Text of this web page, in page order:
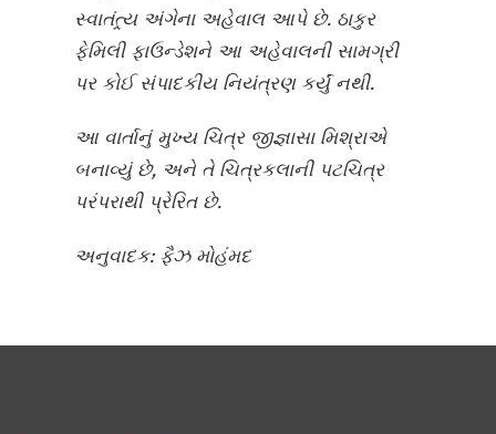
સ્વાતંત્ર્ય અંગેના અહેવાલ આપે છે. ઠાકુર
ફેમિલી ફાઉન્ડેશને આ અહેવાલની સામગ્રી
પર કોઈ સંપાદકીય નિયંત્રણ કર્યું નથી.
આ વાર્તાનું મુખ્ય ચિત્ર જીજ્ઞાસા મિશ્રાએ
બનાવ્યું છે, અને તે ચિત્રકલાની પટચિત્ર
પરંપરાથી પ્રેરિત છે.
અનુવાદક: ફૈઝ મોહંમદ